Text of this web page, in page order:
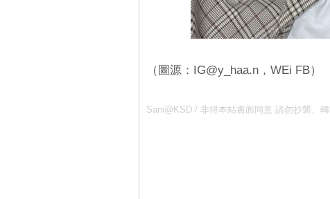
（圖源：IG@y_haa.n，WEi FB）
Sani@KSD / 非得本站書面同意 請勿抄襲、